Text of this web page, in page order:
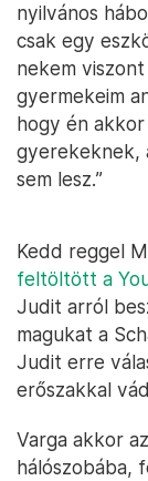
nyilvános
csak egy
nekem
gyermekeim
hogy én
gyerekeknek,
sem lesz.”
Kedd reggel
feltöltött a
Judit arról
magukat a
Judit erre
erőszakkal
Varga akkor
hálószobába,